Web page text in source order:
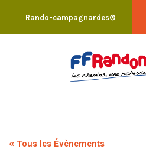
content
Rando-campagnardes®
« Tous les Évènements